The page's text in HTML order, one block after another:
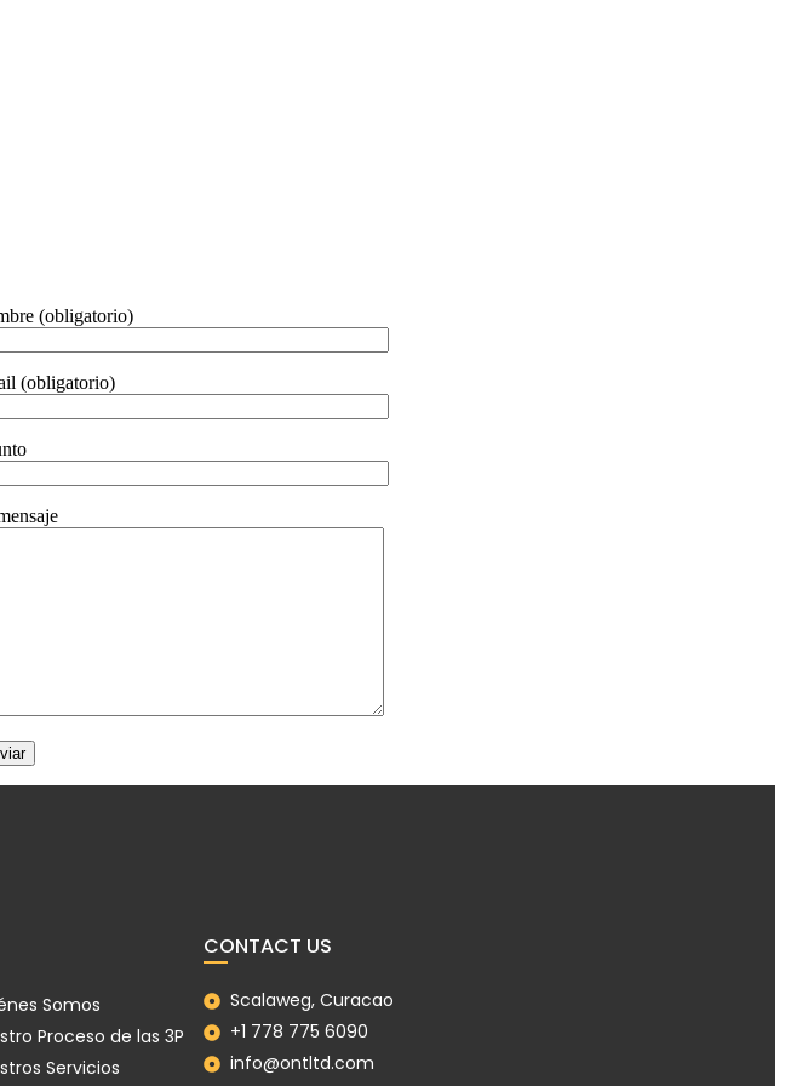
(obligatorio)
(obligatorio)
Somos
Proceso de las 3P
Servicios
CONTACT US
Scalaweg, Curacao
+1 778 775 6090
info@ontltd.com